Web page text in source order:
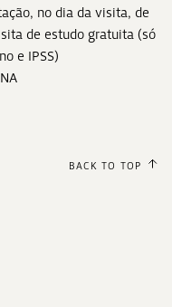
no dia da visita, de
de estudo gratuita (só
e IPSS)
BACK TO TOP